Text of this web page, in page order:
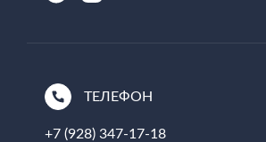
ТЕЛЕФОН
+7 (928) 347-17-18